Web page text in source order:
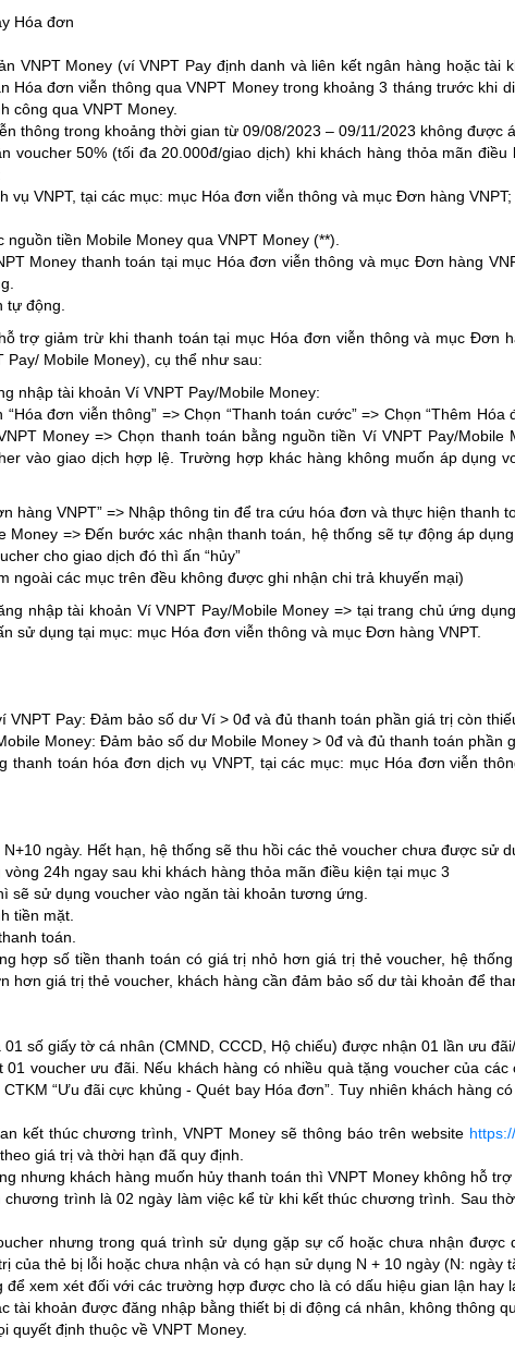
Hóa đơn
VNPT Money (ví VNPT Pay định danh và liên kết ngân hàng hoặc tài
Hóa đơn viễn thông qua VNPT Money trong khoảng 3 tháng trước khi
công qua VNPT Money.
thông trong khoảng thời gian từ 09/08/2023 – 09/11/2023 không được
voucher 50% (tối đa 20.000đ/giao dịch) khi khách hàng thỏa mãn
VNPT, tại các mục: mục Hóa đơn viễn thông và mục Đơn hàng VNPT;
tiền Mobile Money qua VNPT Money (**).
Money thanh toán tại mục Hóa đơn viễn thông và mục Đơn hàng
tự động.
trợ giảm trừ khi thanh toán tại mục Hóa đơn viễn thông và mục Đơn
Pay/ Mobile Money), cụ thể như sau:
nhập tài khoản Ví VNPT Pay/Mobile Money:
đơn viễn thông” => Chọn “Thanh toán cước” => Chọn “Thêm Hóa
Money => Chọn thanh toán bằng nguồn tiền Ví VNPT Pay/Mobile
vào giao dịch hợp lệ. Trường hợp khác hàng không muốn áp dụng
hàng VNPT” => Nhập thông tin để tra cứu hóa đơn và thực hiện thanh
Money => Đến bước xác nhận thanh toán, hệ thống sẽ tự động áp
cho giao dịch đó thì ấn “hủy”
ngoài các mục trên đều không được ghi nhận chi trả khuyến mại)
nhập tài khoản Ví VNPT Pay/Mobile Money => tại trang chủ ứng
sử dụng tại mục: mục Hóa đơn viễn thông và mục Đơn hàng VNPT.
Pay: Đảm bảo số dư Ví > 0đ và đủ thanh toán phần giá trị còn
Money: Đảm bảo số dư Mobile Money > 0đ và đủ thanh toán phần
toán hóa đơn dịch vụ VNPT, tại các mục: mục Hóa đơn viễn
ngày. Hết hạn, hệ thống sẽ thu hồi các thẻ voucher chưa được sử
24h ngay sau khi khách hàng thỏa mãn điều kiện tại mục 3
sẽ sử dụng voucher vào ngăn tài khoản tương ứng.
tiền mặt.
toán.
hợp số tiền thanh toán có giá trị nhỏ hơn giá trị thẻ voucher, hệ
giá trị thẻ voucher, khách hàng cần đảm bảo số dư tài khoản để
số giấy tờ cá nhân (CMND, CCCD, Hộ chiếu) được nhận 01 lần ưu
voucher ưu đãi. Nếu khách hàng có nhiều quà tặng voucher của
“Ưu đãi cực khủng - Quét bay Hóa đơn”. Tuy nhiên khách hàng
kết thúc chương trình, VNPT Money sẽ thông báo trên website
giá trị và thời hạn đã quy định.
nhưng khách hàng muốn hủy thanh toán thì VNPT Money không hỗ trợ
trình là 02 ngày làm việc kể từ khi kết thúc chương trình. Sau
nhưng trong quá trình sử dụng gặp sự cố hoặc chưa nhận được
của thẻ bị lỗi hoặc chưa nhận và có hạn sử dụng N + 10 ngày (N: ngày
xem xét đối với các trường hợp được cho là có dấu hiệu gian lận hay
tài khoản được đăng nhập bằng thiết bị di động cá nhân, không thông
định thuộc về VNPT Money.